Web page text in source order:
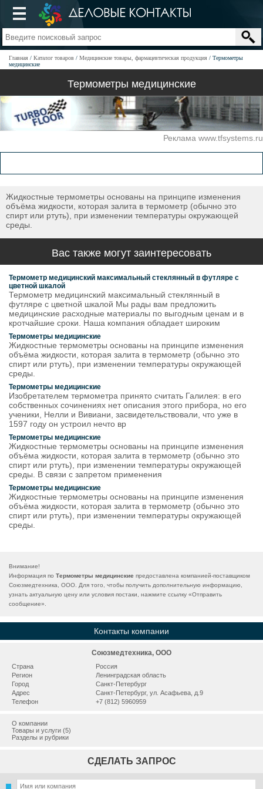
Главная Каталог товаров Медицинские товары, фармацевтическая продукция
Термометры
медицинские
Термометры медицинские
Реклама www.tfsystems.ru
Жидкостные термометры основаны на принципе изменения
объёма жидкости, которая залита в термометр (обычно это
спирт или ртуть), при изменении температуры окружающей
среды.
Вас также могут заинтересовать
Термометр медицинский максимальный стеклянный в футляре с
цветной шкалой
Термометр медицинский максимальный стеклянный в
футляре с цветной шкалой Мы рады вам предложить
медицинские расходные материалы по выгодным ценам и в
кротчайшие сроки. Наша компания обладает широким
Термометры медицинские
Жидкостные термометры основаны на принципе изменения
объёма жидкости, которая залита в термометр (обычно это
спирт или ртуть), при изменении температуры окружающей
среды.
Термометры медицинские
Изобретателем термометра принято считать Галилея: в его
собственных сочинениях нет описания этого прибора, но его
ученики, Нелли и Вивиани, засвидетельствовали, что уже в
1597 году он устроил нечто вр
Термометры медицинские
Жидкостные термометры основаны на принципе изменения
объёма жидкости, которая залита в термометр (обычно это
спирт или ртуть), при изменении температуры окружающей
среды. В связи с запретом применения
Термометры медицинские
Жидкостные термометры основаны на принципе изменения
объёма жидкости, которая залита в термометр (обычно это
спирт или ртуть), при изменении температуры окружающей
среды.
Внимание!
Информация по Термометры медицинские предоставлена компанией-поставщиком
Союзмедтехника, ООО. Для того, чтобы получить дополнительную информацию,
узнать актуальную цену или условия постаки, нажмите ссылку «Отправить
сообщение».
Контакты компании
Союзмедтехника, ООО
Страна
Россия
Регион
Ленинградская область
Город
Санкт-Петербург
Адрес
Санкт-Петербург, ул. Асафьева, д.9
Телефон
+7 (812) 5960959
О компании
Товары и услуги (5)
Разделы и рубрики
СДЕЛАТЬ ЗАПРОС